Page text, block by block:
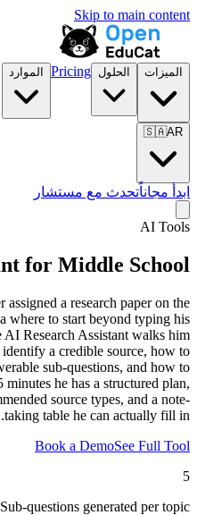
Skip to main content
الميزات الحلول Pricing الموارد
🇸🇦AR
ابدأ مجاناًتحدث مع مستشار
AI Tools
for Middle School
a research paper on the
where to start beyond typing his
AI Research Assistant walks him
a credible source, how to
sub-questions, and how to
he has a structured plan,
source types, and a note-
taking table he can actually fill in.
Book a DemoSee Full Tool
5
Sub-questions generated per topic